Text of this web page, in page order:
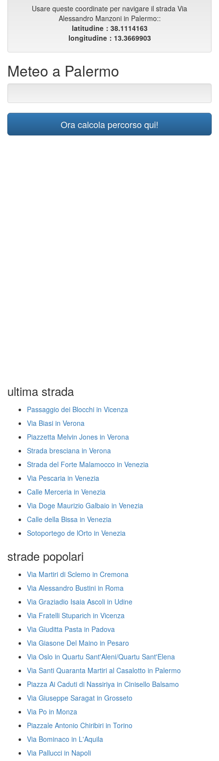
Usare queste coordinate per navigare il strada Via
Alessandro Manzoni in Palermo::
latitudine：38.1114163
longitudine：13.3669903
Meteo a Palermo
Ora calcola percorso qui!
ultima strada
Passaggio dei Blocchi in Vicenza
Via Biasi in Verona
Piazzetta Melvin Jones in Verona
Strada bresciana in Verona
Strada del Forte Malamocco in Venezia
Via Pescaria in Venezia
Calle Merceria in Venezia
Via Doge Maurizio Galbaio in Venezia
Calle della Bissa in Venezia
Sotoportego de lOrto in Venezia
strade popolari
Via Martiri di Sclemo in Cremona
Via Alessandro Bustini in Roma
Via Graziadio Isaia Ascoli in Udine
Via Fratelli Stuparich in Vicenza
Via Giuditta Pasta in Padova
Via Giasone Del Maino in Pesaro
Via Oslo in Quartu Sant'Aleni/Quartu Sant'Elena
Via Santi Quaranta Martiri al Casalotto in Palermo
Piazza Ai Caduti di Nassiriya in Cinisello Balsamo
Via Giuseppe Saragat in Grosseto
Via Po in Monza
Piazzale Antonio Chiribiri in Torino
Via Bominaco in L'Aquila
Via Pallucci in Napoli